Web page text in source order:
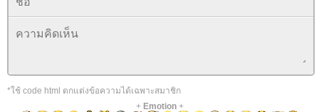
*ใช้ code html ตกแต่งข้อความได้เฉพาะสมาชิก
+ Emotion+